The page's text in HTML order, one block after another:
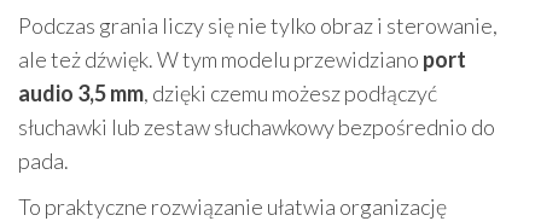
Podczas grania liczy się nie tylko obraz i sterowanie,
ale też dźwięk. W tym modelu przewidziano port
audio 3,5 mm, dzięki czemu możesz podłączyć
słuchawki lub zestaw słuchawkowy bezpośrednio do
pada.
To praktyczne rozwiązanie ułatwia organizację